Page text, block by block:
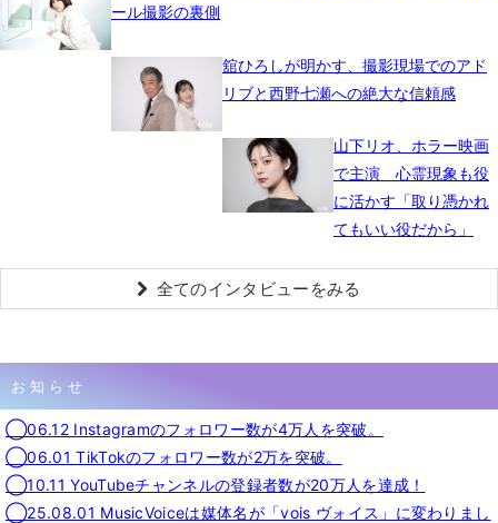
ール撮影の裏側
舘ひろしが明かす、撮影現場でのアド
リブと西野七瀬への絶大な信頼感
山下リオ、ホラー映画
で主演 心霊現象も役
に活かす「取り憑かれ
てもいい役だから」
全てのインタビューをみる
お知らせ
◯06.12 Instagramのフォロワー数が4万人を突破。
◯06.01 TikTokのフォロワー数が2万を突破。
◯10.11 YouTubeチャンネルの登録者数が20万人を達成！
◯25.08.01 MusicVoiceは媒体名が「vois ヴォイス」に変わりまし